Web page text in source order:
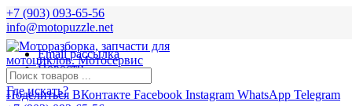
+7 (903) 093-65-56
info@motopuzzle.net
Email рассылка
Новости
Поделиться ВКонтакте Facebook Instagram WhatsApp Telegram
Где искать?